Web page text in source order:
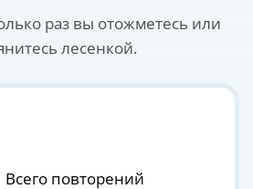
раз вы отожметесь или
лесенкой.
Всего повторений